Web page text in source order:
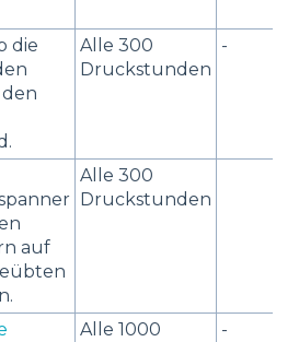
die
Alle 300
Druckstunden
-
auf
Alle 300
Druckstunden
Alle 1000
-